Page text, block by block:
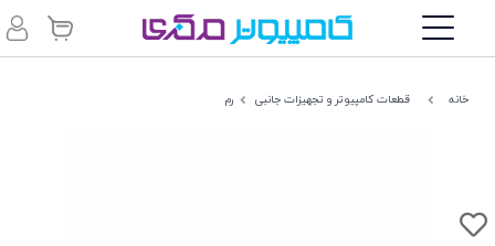
خانه قطعات کامپیوتر و تجهیزات جانبی رم